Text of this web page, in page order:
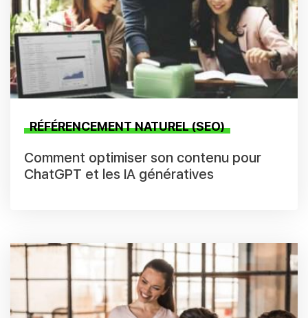
RÉFÉRENCEMENT NATUREL (SEO)
Comment optimiser son contenu pour
ChatGPT et les IA génératives